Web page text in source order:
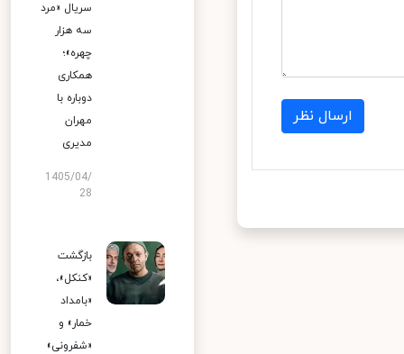
ارسال نظر
سریال «مرد
سه هزار
چهره»؛
همکاری
دوباره با
مهران
مدیری
1405/04/
28
بازگشت
«کنکل»،
«بامداد
خمار» و
«شفرونی»